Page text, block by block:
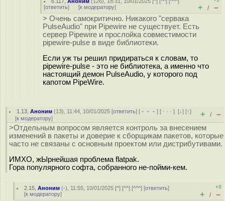
[ответить] [к модератору] + / –
> Очень самокритично. Никакого "сервака
PulseAudio" при Pipewire не существует. Есть
сервер Pipewire и прослойка совместимости
pipewire-pulse в виде библиотеки.
Если уж ты решил придираться к словам, то
pipewire-pulse - это не библиотека, а именно что
настоящий демон PulseAudio, у которого под
капотом PipeWire.
1.13 ,Аноним (13), 11:44, 10/01/2025 [ответить] [ ﹢﹢﹢] [ · · ·][↓] [↑]
[к модератору] + / –
>Отдельным вопросом является контроль за внесением
изменений в пакеты и доверие к сборщикам пакетов, которые
часто не связаны с основным проектом или дистрибутивами.
ИМХО, жЫрнейшая проблема flatpak.
Гора популярного софта, собранного не-пойми-кем.
2.15 ,Аноним (-), 11:55, 10/01/2025 [^] [^^] [^^^] [ответить]
[к модератору]
+3
+ / –